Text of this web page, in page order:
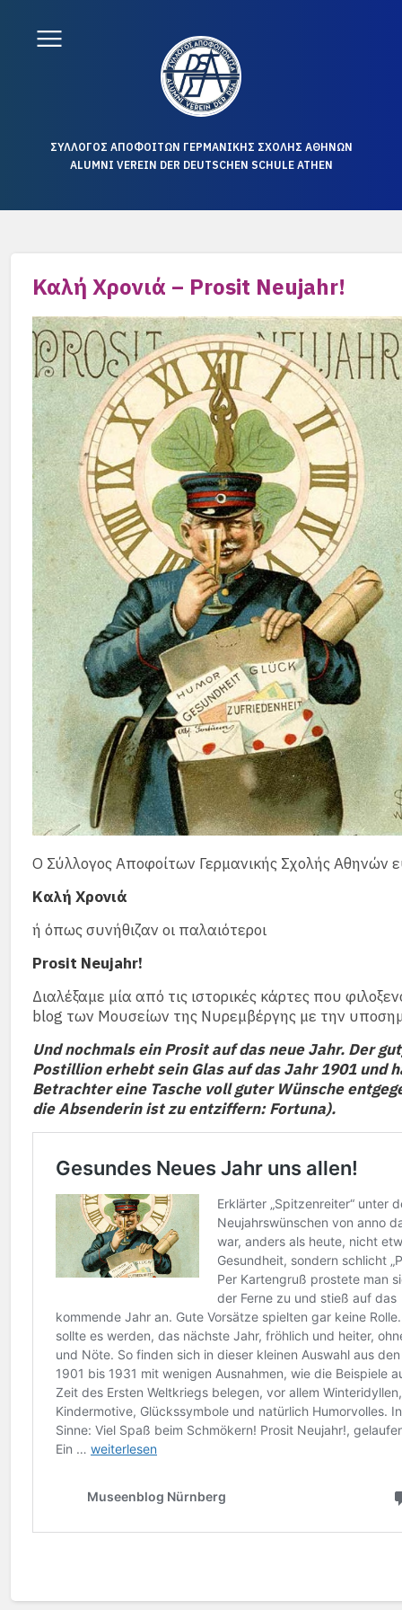
ΣΥΛΛΟΓΟΣ ΑΠΟΦΟΙΤΩΝ ΓΕΡΜΑΝΙΚΗΣ ΣΧΟΛΗΣ ΑΘΗΝΩΝ
ALUMNI VEREIN DER DEUTSCHEN SCHULE ATHEN
Καλή Χρονιά – Prosit Neujahr!
Ο Σύλλογος Αποφοίτων Γερμανικής Σχολής Αθηνών
Καλή Χρονιά
ή όπως συνήθιζαν οι παλαιότεροι
Prosit Neujahr!
Διαλέξαμε μία από τις ιστορικές κάρτες που
blog των Μουσείων της Νυρεμβέργης με την
Und nochmals ein Prosit auf das neue Jahr. Der
Postillion erhebt sein Glas auf das Jahr 1901 und
Betrachter eine Tasche voll guter Wünsche
die Absenderin ist zu entziffern: Fortuna).